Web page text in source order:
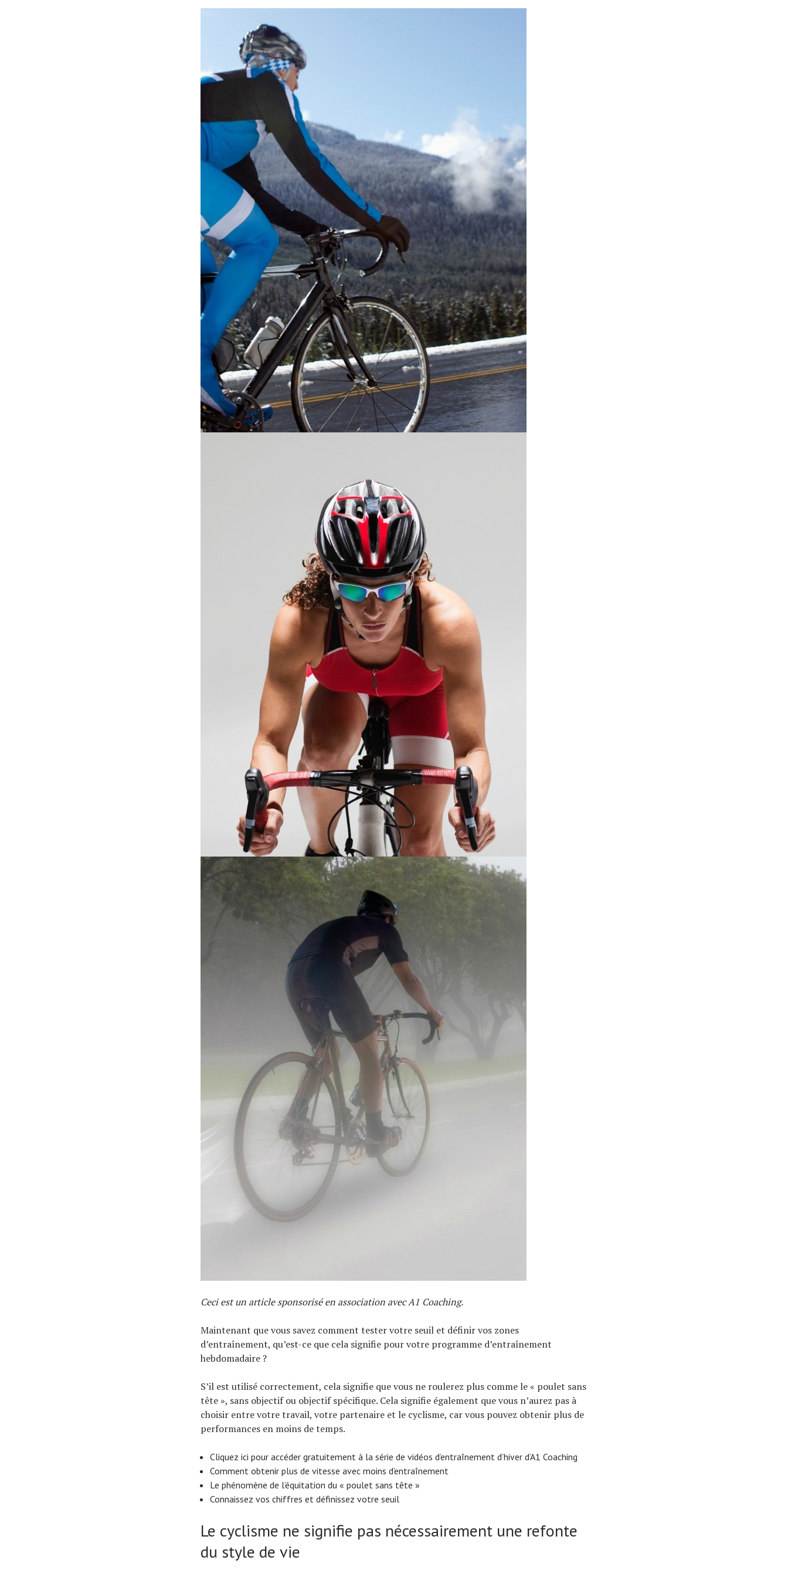
Ceci est un article sponsorisé en association avec A1 Coaching.
Maintenant que vous savez comment tester votre seuil et définir vos zones
d’entraînement, qu’est-ce que cela signifie pour votre programme d’entraînement
hebdomadaire ?
S’il est utilisé correctement, cela signifie que vous ne roulerez plus comme le « poulet sans
tête », sans objectif ou objectif spécifique. Cela signifie également que vous n’aurez pas à
choisir entre votre travail, votre partenaire et le cyclisme, car vous pouvez obtenir plus de
performances en moins de temps.
Cliquez ici pour accéder gratuitement à la série de vidéos d’entraînement d’hiver d’A1 Coaching
Comment obtenir plus de vitesse avec moins d’entraînement
Le phénomène de l’équitation du « poulet sans tête »
Connaissez vos chiffres et définissez votre seuil
Le cyclisme ne signifie pas nécessairement une refonte
du style de vie